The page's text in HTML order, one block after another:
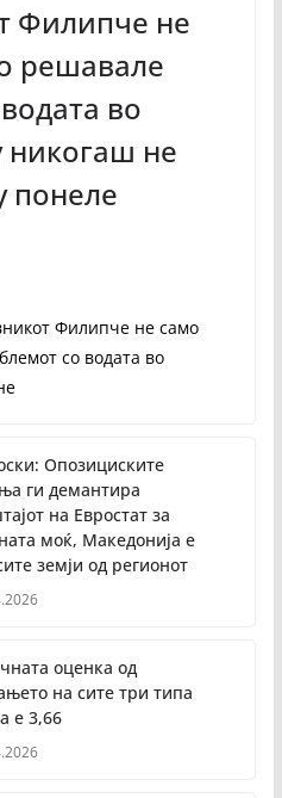
Филипче не
решавале
во
никогаш не
понеле
Филипче не само
со водата во
Опозициските
ги демантира
на Евростат за
моќ, Македонија е
земји од регионот
оценка од
на сите три типа
е 3,66